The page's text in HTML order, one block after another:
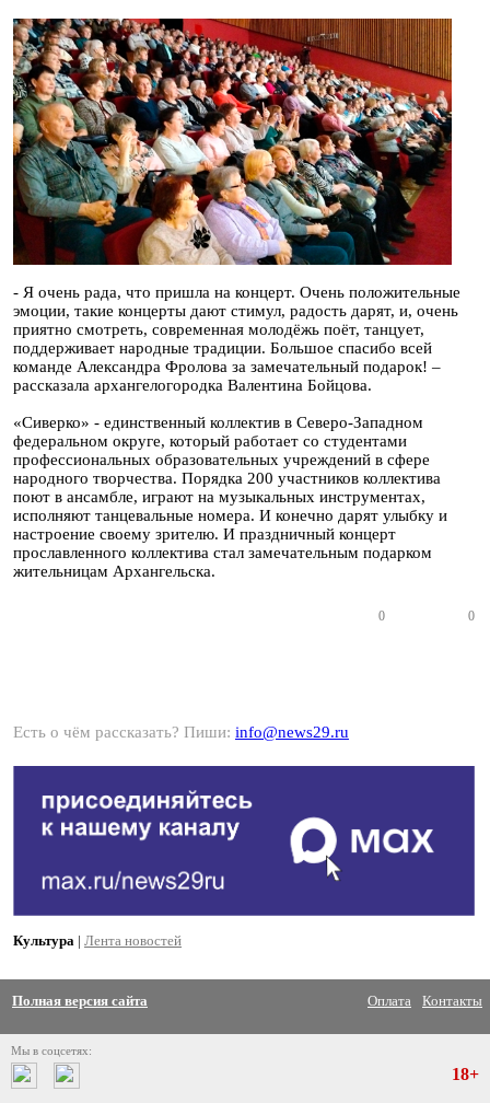
- Я очень рада, что пришла на концерт. Очень положительные
эмоции, такие концерты дают стимул, радость дарят, и, очень
приятно смотреть, современная молодёжь поёт, танцует,
поддерживает народные традиции. Большое спасибо всей
команде Александра Фролова за замечательный подарок! –
рассказала архангелогородка Валентина Бойцова.
«Сиверко» - единственный коллектив в Северо-Западном
федеральном округе, который работает со студентами
профессиональных образовательных учреждений в сфере
народного творчества. Порядка 200 участников коллектива
поют в ансамбле, играют на музыкальных инструментах,
исполняют танцевальные номера. И конечно дарят улыбку и
настроение своему зрителю. И праздничный концерт
прославленного коллектива стал замечательным подарком
жительницам Архангельска.
0 0
Есть о чём рассказать? Пиши: info@news29.ru
Культура | Лента новостей
Полная версия сайта Оплата Контакты
Мы в соцсетях:
18+